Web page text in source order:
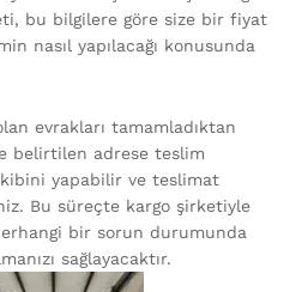
bu bilgilere göre size bir fiyat
nasıl yapılacağı konusunda
evrakları tamamladıktan
belirtilen adrese teslim
yapabilir ve teslimat
Bu süreçte kargo şirketiyle
bir sorun durumunda
sağlayacaktır.